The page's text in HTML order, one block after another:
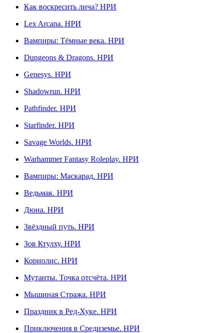
Как воскресить лича? НРИ
Lex Arcana. НРИ
Вампиры: Тёмные века. НРИ
Dungeons & Dragons. НРИ
Genesys. НРИ
Shadowrun. НРИ
Pathfinder. НРИ
Starfinder. НРИ
Savage Worlds. НРИ
Warhammer Fantasy Roleplay. НРИ
Вампиры: Маскарад. НРИ
Ведьмак. НРИ
Дюна. НРИ
Звёздный путь. НРИ
Зов Ктулху. НРИ
Кориолис. НРИ
Мутанты. Точка отсчёта. НРИ
Мышиная Стража. НРИ
Праздник в Ред-Хуке. НРИ
Приключения в Средиземье. НРИ